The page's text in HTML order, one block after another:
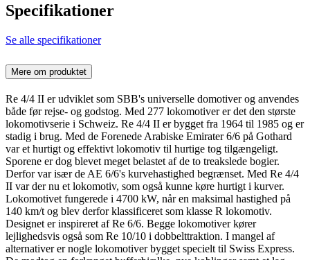
Specifikationer
Se alle specifikationer
Mere om produktet
Re 4/4 II er udviklet som SBB's universelle domotiver og anvendes
både før rejse- og godstog. Med 277 lokomotiver er det den største
lokomotivserie i Schweiz. Re 4/4 II er bygget fra 1964 til 1985 og er
stadig i brug. Med de Forenede Arabiske Emirater 6/6 på Gothard
var et hurtigt og effektivt lokomotiv til hurtige tog tilgængeligt.
Sporene er dog blevet meget belastet af de to treakslede bogier.
Derfor var især de AE 6/6's kurvehastighed begrænset. Med Re 4/4
II var der nu et lokomotiv, som også kunne køre hurtigt i kurver.
Lokomotivet fungerede i 4700 kW, når en maksimal hastighed på
140 km/t og blev derfor klassificeret som klasse R lokomotiv.
Designet er inspireret af Re 6/6. Begge lokomotiver kører
lejlighedsvis også som Re 10/10 i dobbelttraktion. I mangel af
alternativer er nogle lokomotiver bygget specielt til Swiss Express.